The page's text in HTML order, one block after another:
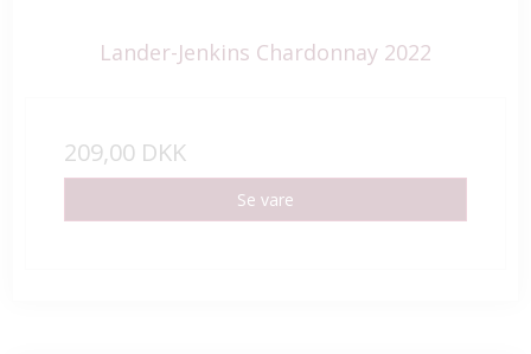
Lander-Jenkins Chardonnay 2022
209,00 DKK
Se vare